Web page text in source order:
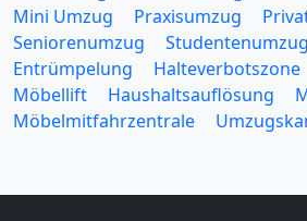
Mini Umzug
Praxisumzug
Seniorenumzug
Studentenumzug
Entrümpelung
Halteverbotszone
Möbellift
Haushaltsauflösung
Möbelmitfahrzentrale